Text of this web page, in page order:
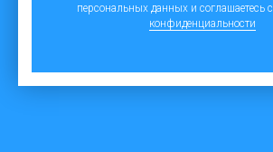
персональных данных и соглашаетесь c
конфиденциальности